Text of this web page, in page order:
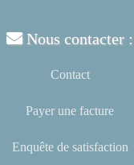
Nous contacter :
Contact
Payer une facture
Enquête de satisfaction